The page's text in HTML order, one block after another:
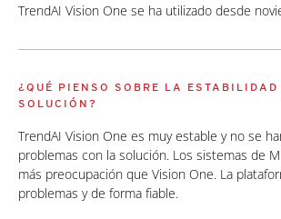
TrendAI Vision One se ha utilizado desde
¿QUÉ PIENSO SOBRE LA ESTABILIDAD
SOLUCIÓN?
TrendAI Vision One es muy estable y no se
problemas con la solución. Los sistemas de
más preocupación que Vision One. La
problemas y de forma fiable.